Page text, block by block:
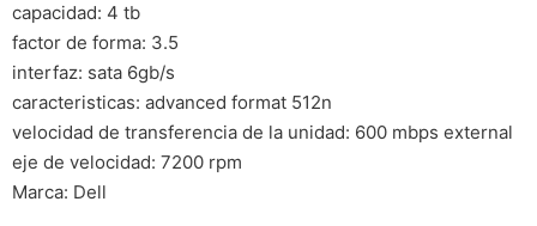
capacidad: 4 tb
factor de forma: 3.5
interfaz: sata 6gb/s
caracteristicas: advanced format 512n
velocidad de transferencia de la unidad: 600 mbps external
eje de velocidad: 7200 rpm
Marca: Dell